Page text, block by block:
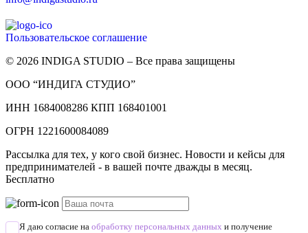
Пользовательское соглашение
© 2026 INDIGA STUDIO – Все права защищены
ООО “ИНДИГА СТУДИО”
ИНН 1684008286 КПП 168401001
ОГРН 1221600084089
Рассылка для тех, у кого свой бизнес. Новости и кейсы для
предпринимателей - в вашей почте дважды в месяц.
Бесплатно
Я даю согласие на обработку персональных данных и получение